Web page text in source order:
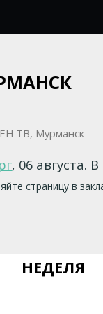
, 06 августа.
страницу в
НЕДЕЛЯ